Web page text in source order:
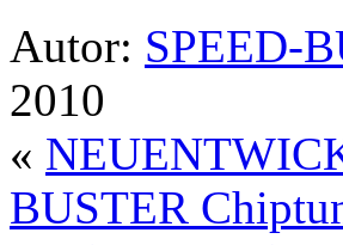
Autor: SPEED-
2010
«
BUSTER